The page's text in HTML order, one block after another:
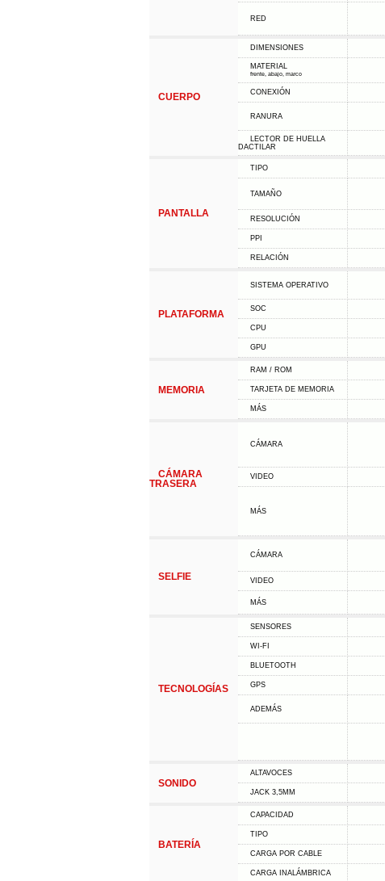
RED
CUERPO
DIMENSIONES
MATERIAL
frente, abajo, marco
CONEXIÓN
RANURA
LECTOR DE HUELLA
DACTILAR
PANTALLA
TIPO
TAMAÑO
RESOLUCIÓN
PPI
RELACIÓN
PLATAFORMA
SISTEMA OPERATIVO
SOC
CPU
GPU
MEMORIA
RAM / ROM
TARJETA DE MEMORIA
MÁS
CÁMARA
TRASERA
CÁMARA
VIDEO
MÁS
SELFIE
CÁMARA
VIDEO
MÁS
TECNOLOGÍAS
SENSORES
WI-FI
BLUETOOTH
GPS
ADEMÁS
SONIDO
ALTAVOCES
JACK 3,5MM
BATERÍA
CAPACIDAD
TIPO
CARGA POR CABLE
CARGA INALÁMBRICA